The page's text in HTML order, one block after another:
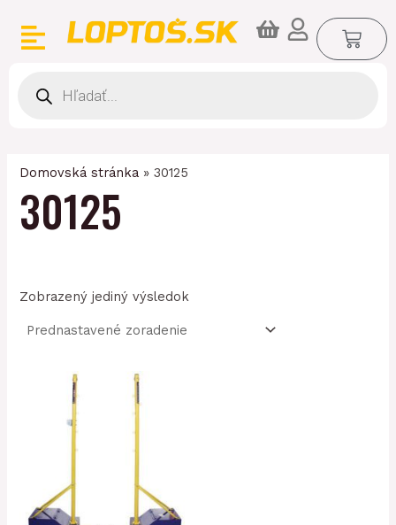
Domovská stránka »30125
30125
Zobrazený jediný výsledok